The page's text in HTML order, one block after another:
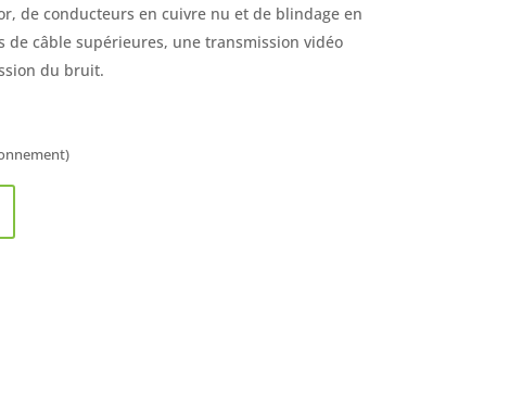
de conducteurs en cuivre nu et de blindage en
câble supérieures, une transmission vidéo
du bruit.